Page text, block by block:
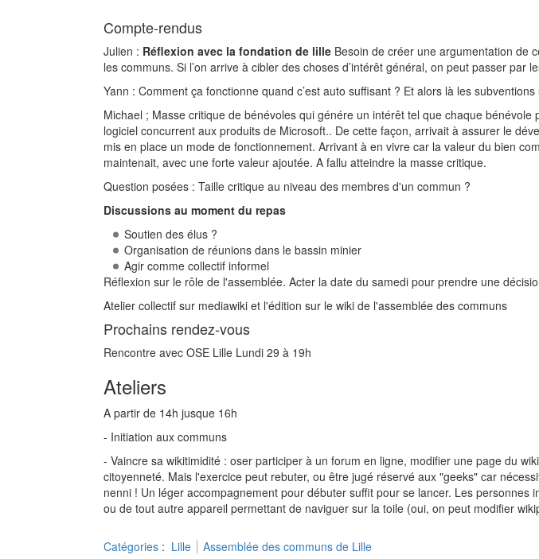
Compte-rendus
Julien : Réflexion avec la fondation de lille Besoin de créer une argumentation de
les communs. Si l’on arrive à cibler des choses d’intérêt général, on peut passer
Yann : Comment ça fonctionne quand c’est auto suffisant ? Et alors là les
Michael ; Masse critique de bénévoles qui génére un intérêt tel que chaque
logiciel concurrent aux produits de Microsoft.. De cette façon, arrivait à assurer le
mis en place un mode de fonctionnement. Arrivant à en vivre car la valeur du bien
maintenait, avec une forte valeur ajoutée. A fallu atteindre la masse critique.
Question posées : Taille critique au niveau des membres d'un commun ?
Discussions au moment du repas
Soutien des élus ?
Organisation de réunions dans le bassin minier
Agir comme collectif informel
Réflexion sur le rôle de l'assemblée. Acter la date du samedi pour prendre une
Atelier collectif sur mediawiki et l'édition sur le wiki de l'assemblée des communs
Prochains rendez-vous
Rencontre avec OSE Lille Lundi 29 à 19h
Ateliers
A partir de 14h jusque 16h
- Initiation aux communs
- Vaincre sa wikitimidité : oser participer à un forum en ligne, modifier une page du
citoyenneté. Mais l'exercice peut rebuter, ou être jugé réservé aux "geeks" car
nenni ! Un léger accompagnement pour débuter suffit pour se lancer. Les
ou de tout autre appareil permettant de naviguer sur la toile (oui, on peut modifier
Catégories : Lille Assemblée des communs de Lille